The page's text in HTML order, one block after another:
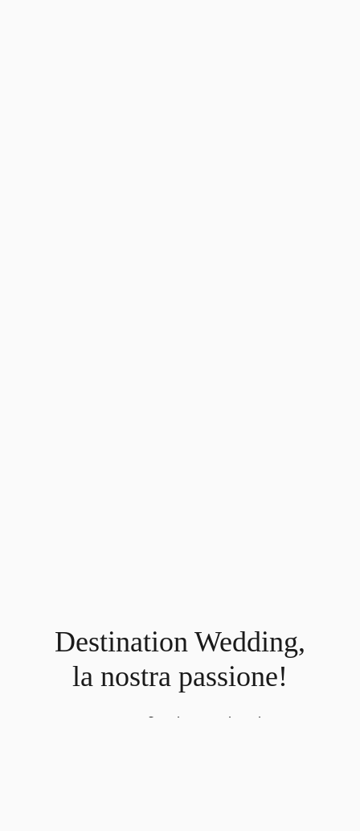
Destination Wedding,
la nostra passione!